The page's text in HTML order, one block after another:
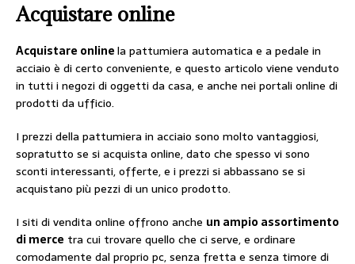
Acquistare online
Acquistare onlinela pattumiera automatica e a pedale in
acciaio è di certo conveniente, e questo articolo viene venduto
in tutti i negozi di oggetti da casa, e anche nei portali online di
prodotti da ufficio.
I prezzi della pattumiera in acciaio sono molto vantaggiosi,
sopratutto se si acquista online, dato che spesso vi sono
sconti interessanti, offerte, e i prezzi si abbassano se si
acquistano più pezzi di un unico prodotto.
I siti di vendita online offrono anche un ampio assortimento
di merce tra cui trovare quello che ci serve, e ordinare
comodamente dal proprio pc, senza fretta e senza timore di